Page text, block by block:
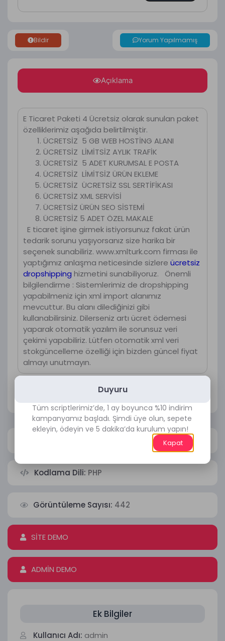
Bildir Yorum Yapılmamış
Açıklama
Yorumlar
E Ticaret Paketi 4 Ücretsiz olarak sunulan paket
özelliklerimiz aşağıda belirtilmiştir.
ÜCRETSİZ 5 GB WEB HOSTİNG ALANI
ÜCRETSİZ LİMİTSİZ AYLIK TRAFİK
ÜCRETSİZ 5 ADET KURUMSAL E POSTA
ÜCRETSİZ LİMİTSİZ ÜRÜN EKLEME
ÜCRETSİZ ÜCRETSİZ SSL SERTİFİKASI
ÜCRETSİZ XML SERVİSİ
ÜCRETSİZ ÜRÜN SEO SİSTEMİ
ÜCRETSİZ 5 ADET ÖZEL MAKALE
E ticaret işine girmek istiyorsunuz fakat ürün
tedarik sorunu yaşıyorsanız size harika bir
seçenek sunabiliriz. www.xmlturk.com firması ile
yaptığımız anlaşma neticesinde sizlere ücretsiz
dropshipping hizmetini sunabiliyoruz. Önemli
bilgilendirme : Sistemlerimiz de dropshipping
yapabilmeniz için xml import alanımız
mevcuttur. Bu alanı dilediğinizi gibi
kullanabilirsiniz. Dilerseniz artı ücret ödemesi
yaparak otomatik yazılım ile sorunsuz veri
çekimi yapabiliriz. Lütfen otomatik xml veri
stokgüncelleme özelliği için bizden güncel fiyat
almayı unutmayın.
Kodlama Dili: PHP
Görüntüleme Sayısı: 442
SİTE DEMO
ADMİN DEMO
Ek Bilgiler
Kullanıcı Adı: admin
Duyuru
Tüm scriptlerimiz’de, 1 ay boyunca %10 indirim
kampanyamız başladı. Şimdi üye olun, sepete
ekleyin, ödeyin ve 5 dakika’da kurulum yapın!
Kapat